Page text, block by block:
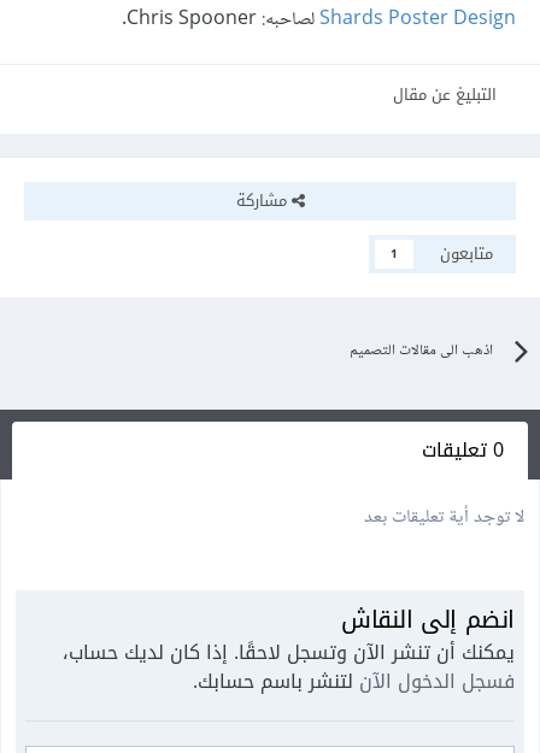
Shards Poster Designلصاحبه:Chris Spooner.
التبليغ عن مقال
مشاركة
متابعون
1
اذهب الى مقالات التصميم
0 تعليقات
لا توجد أية تعليقات بعد
انضم إلى النقاش
يمكنك أن تنشر الآن وتسجل لاحقًا. إذا كان لديك حساب،
فسجل الدخول الآن لتنشر باسم حسابك.